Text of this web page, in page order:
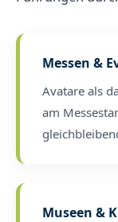
Messen &
Avatare als
am
Museen &